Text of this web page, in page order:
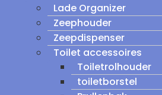
Lade Organizer
Zeephouder
Zeepdispenser
Toilet accessoires
Toiletrolhouder
toiletborstel